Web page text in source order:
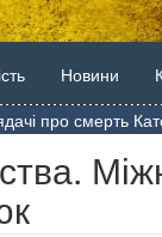
Новини
про смерть